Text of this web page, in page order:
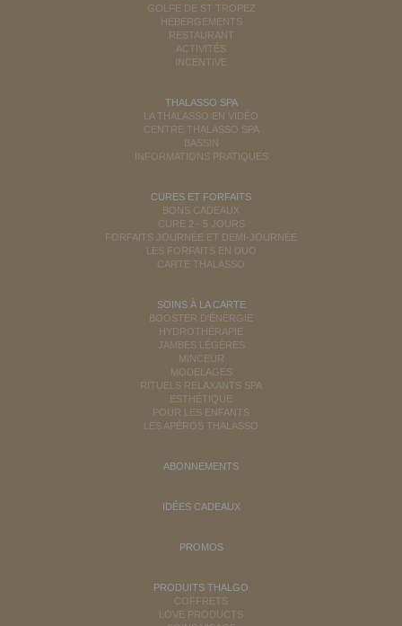
GOLFE DE ST TROPEZ
HÉBERGEMENTS
RESTAURANT
ACTIVITÉS
INCENTIVE
THALASSO SPA
LA THALASSO EN VIDÉO
CENTRE THALASSO SPA
BASSIN
INFORMATIONS PRATIQUES
CURES ET FORFAITS
BONS CADEAUX
CURE 2 - 5 JOURS
FORFAITS JOURNÉE ET DEMI-JOURNÉE
LES FORFAITS EN DUO
CARTE THALASSO
SOINS À LA CARTE
BOOSTER D'ÉNERGIE
HYDROTHÉRAPIE
JAMBES LÉGÈRES
MINCEUR
MODELAGES
RITUELS RELAXANTS SPA
ESTHÉTIQUE
POUR LES ENFANTS
LES APÉROS THALASSO
ABONNEMENTS
IDÉES CADEAUX
PROMOS
PRODUITS THALGO
COFFRETS
LOVE PRODUCTS